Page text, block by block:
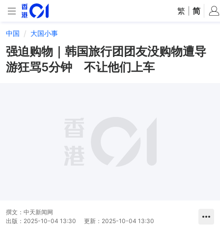
繁 简
中国 大国小事
强迫购物｜韩国旅行团团友没购物遭导
游狂骂5分钟 不让他们上车
撰文： 中天新闻网
出版： 2025-10-04 13:30 更新： 2025-10-04 13:30